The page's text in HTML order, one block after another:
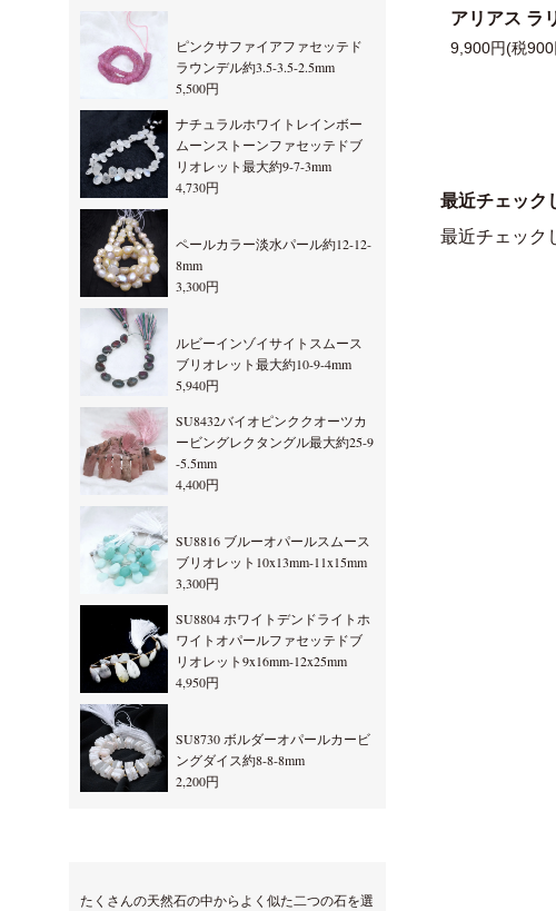
アリアス ラ
9,900円(税900
最近チェック
最近チェック
ピンクサファイアファセッテド
ラウンデル約3.5-3.5-2.5mm
5,500円
ナチュラルホワイトレインボー
ムーンストーンファセッテドブ
リオレット最大約9-7-3mm
4,730円
ペールカラー淡水パール約12-12-
8mm
3,300円
ルビーインゾイサイトスムース
ブリオレット最大約10-9-4mm
5,940円
SU8432バイオピンククオーツカ
ービングレクタングル最大約25-9
-5.5mm
4,400円
SU8816 ブルーオパールスムース
ブリオレット10x13mm-11x15mm
3,300円
SU8804 ホワイトデンドライトホ
ワイトオパールファセッテドブ
リオレット9x16mm-12x25mm
4,950円
SU8730 ボルダーオパールカービ
ングダイス約8-8-8mm
2,200円
たくさんの天然石の中からよく似た二つの石を選